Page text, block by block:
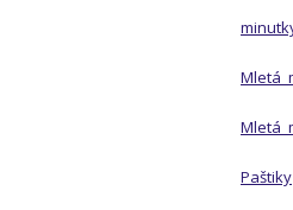
Paštiky